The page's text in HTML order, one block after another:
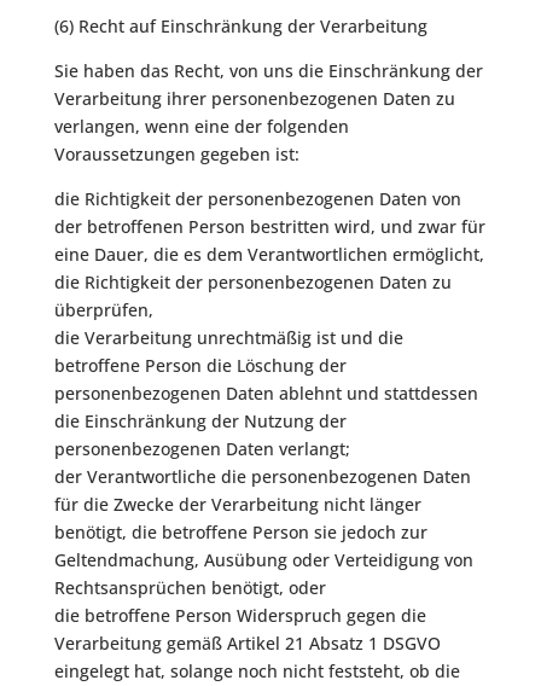
(6) Recht auf Einschränkung der Verarbeitung
Sie haben das Recht, von uns die Einschränkung der
Verarbeitung ihrer personenbezogenen Daten zu
verlangen, wenn eine der folgenden
Voraussetzungen gegeben ist:
die Richtigkeit der personenbezogenen Daten von
der betroffenen Person bestritten wird, und zwar für
eine Dauer, die es dem Verantwortlichen ermöglicht,
die Richtigkeit der personenbezogenen Daten zu
überprüfen,
die Verarbeitung unrechtmäßig ist und die
betroffene Person die Löschung der
personenbezogenen Daten ablehnt und stattdessen
die Einschränkung der Nutzung der
personenbezogenen Daten verlangt;
der Verantwortliche die personenbezogenen Daten
für die Zwecke der Verarbeitung nicht länger
benötigt, die betroffene Person sie jedoch zur
Geltendmachung, Ausübung oder Verteidigung von
Rechtsansprüchen benötigt, oder
die betroffene Person Widerspruch gegen die
Verarbeitung gemäß Artikel 21 Absatz 1 DSGVO
eingelegt hat, solange noch nicht feststeht, ob die